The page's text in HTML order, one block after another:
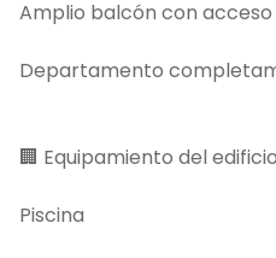
Amplio balcón con
Departamento
🏢 Equipamiento del
Piscina